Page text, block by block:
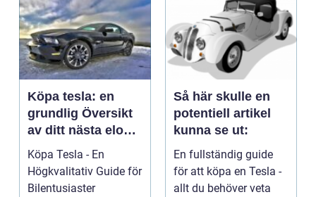
Köpa tesla: en
grundlig Översikt
av ditt nästa elon
musk-Äventyr
Köpa Tesla - En
Högkvalitativ Guide för
Bilentusiaster
Så här skulle en
potentiell artikel
kunna se ut:
En fullständig guide
för att köpa en Tesla -
allt du behöver veta